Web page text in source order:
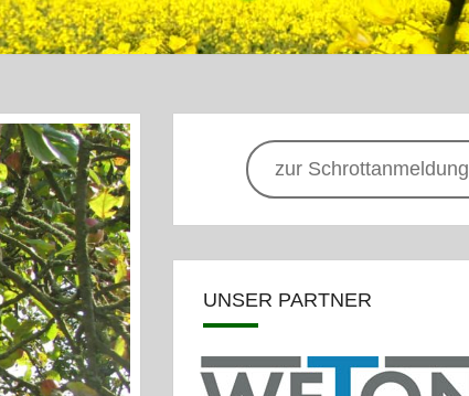
zur Schrottanmeldung
UNSER PARTNER